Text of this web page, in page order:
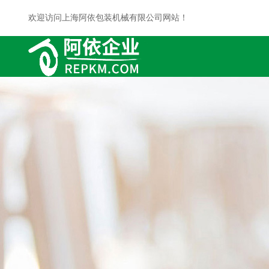
欢迎访问上海阿依包装机械有限公司网站！